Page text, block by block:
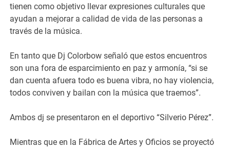
tienen como objetivo llevar expresiones culturales que
ayudan a mejorar a calidad de vida de las personas a
través de la música.
En tanto que Dj Colorbow señaló que estos encuentros
son una fora de esparcimiento en paz y armonía, “si se
dan cuenta afuera todo es buena vibra, no hay violencia,
todos conviven y bailan con la música que traemos”.
Ambos dj se presentaron en el deportivo “Silverio Pérez”.
Mientras que en la Fábrica de Artes y Oficios se proyectó